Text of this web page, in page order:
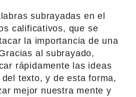
subrayadas en el
calificativos, que se
la importancia de una
al subrayado,
rápidamente las ideas
texto, y de esta forma,
mejor nuestra mente y